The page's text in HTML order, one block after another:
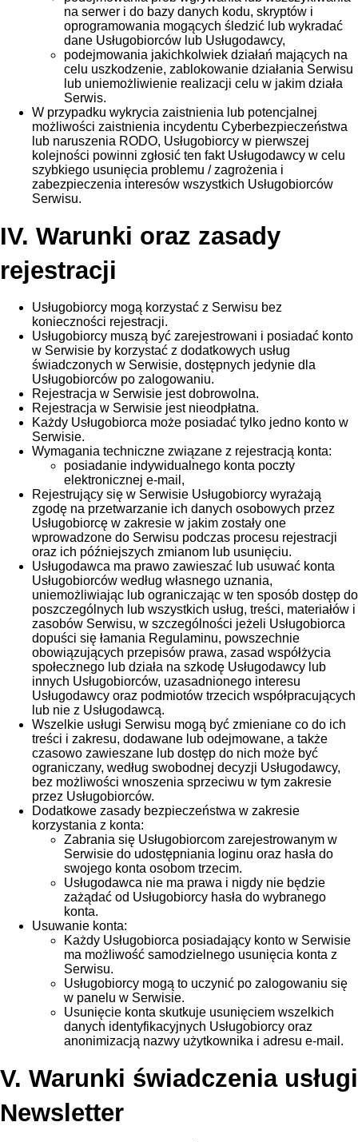
na serwer i do bazy danych kodu, skryptów i
oprogramowania mogących śledzić lub wykradać
dane Usługobiorców lub Usługodawcy,
podejmowania jakichkolwiek działań mających na
celu uszkodzenie, zablokowanie działania Serwisu
lub uniemożliwienie realizacji celu w jakim działa
Serwis.
W przypadku wykrycia zaistnienia lub potencjalnej
możliwości zaistnienia incydentu Cyberbezpieczeństwa
lub naruszenia RODO, Usługobiorcy w pierwszej
kolejności powinni zgłosić ten fakt Usługodawcy w celu
szybkiego usunięcia problemu / zagrożenia i
zabezpieczenia interesów wszystkich Usługobiorców
Serwisu.
IV. Warunki oraz zasady
rejestracji
Usługobiorcy mogą korzystać z Serwisu bez
konieczności rejestracji.
Usługobiorcy muszą być zarejestrowani i posiadać konto
w Serwisie by korzystać z dodatkowych usług
świadczonych w Serwisie, dostępnych jedynie dla
Usługobiorców po zalogowaniu.
Rejestracja w Serwisie jest dobrowolna.
Rejestracja w Serwisie jest nieodpłatna.
Każdy Usługobiorca może posiadać tylko jedno konto w
Serwisie.
Wymagania techniczne związane z rejestracją konta:
posiadanie indywidualnego konta poczty
elektronicznej e-mail,
Rejestrujący się w Serwisie Usługobiorcy wyrażają
zgodę na przetwarzanie ich danych osobowych przez
Usługobiorcę w zakresie w jakim zostały one
wprowadzone do Serwisu podczas procesu rejestracji
oraz ich późniejszych zmianom lub usunięciu.
Usługodawca ma prawo zawieszać lub usuwać konta
Usługobiorców według własnego uznania,
uniemożliwiając lub ograniczając w ten sposób dostęp do
poszczególnych lub wszystkich usług, treści, materiałów i
zasobów Serwisu, w szczególności jeżeli Usługobiorca
dopuści się łamania Regulaminu, powszechnie
obowiązujących przepisów prawa, zasad współżycia
społecznego lub działa na szkodę Usługodawcy lub
innych Usługobiorców, uzasadnionego interesu
Usługodawcy oraz podmiotów trzecich współpracujących
lub nie z Usługodawcą.
Wszelkie usługi Serwisu mogą być zmieniane co do ich
treści i zakresu, dodawane lub odejmowane, a także
czasowo zawieszane lub dostęp do nich może być
ograniczany, według swobodnej decyzji Usługodawcy,
bez możliwości wnoszenia sprzeciwu w tym zakresie
przez Usługobiorców.
Dodatkowe zasady bezpieczeństwa w zakresie
korzystania z konta:
Zabrania się Usługobiorcom zarejestrowanym w
Serwisie do udostępniania loginu oraz hasła do
swojego konta osobom trzecim.
Usługodawca nie ma prawa i nigdy nie będzie
zażądać od Usługobiorcy hasła do wybranego
konta.
Usuwanie konta:
Każdy Usługobiorca posiadający konto w Serwisie
ma możliwość samodzielnego usunięcia konta z
Serwisu.
Usługobiorcy mogą to uczynić po zalogowaniu się
w panelu w Serwisie.
Usunięcie konta skutkuje usunięciem wszelkich
danych identyfikacyjnych Usługobiorcy oraz
anonimizacją nazwy użytkownika i adresu e-mail.
V. Warunki świadczenia usługi
Newsletter